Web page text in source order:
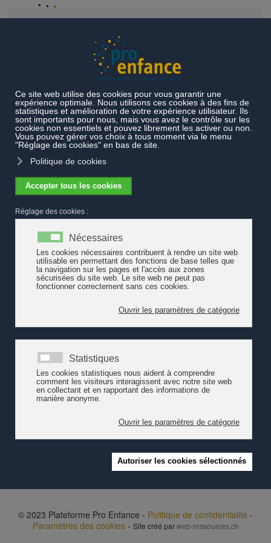
Documentation transversale Audiovisuel
Square
Les femmes du Square
Rambaldi sorti en 2022. La comédie sociale met en lumière les
conditions de travail de nounous africaines qui gardent les
enfants des bobos parisiens. Invisibilisées, parfois exploitées et le
plus souvent en situation illégale, ces femmes n'ont que peu de
Voir la critique de la RTS et la bande-annonce du film
audiovisuelle dans le domaine de
l'accueil de l'enfance
Pro Enfance propose un premier recensement de la
documentation audiovisuelle disponible dans le domaine
de l’accueil de l’enfance. On y trouve des films,
documentaires, reportages, interviews, etc. portant sur le
travail mené par les professionnel·l…
© 2023 Plateforme Pro Enfance - Politique de confidentialité -
Paramètres des cookies- Site créé parweb-ressources.ch